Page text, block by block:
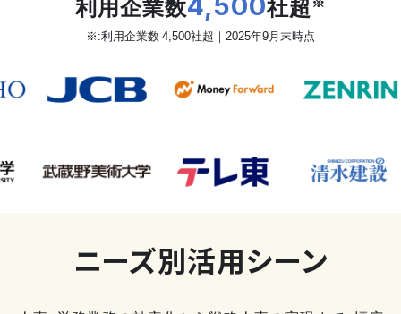
※:利用企業数 4,500社超｜2025年9月末時点
ニーズ別活用シーン